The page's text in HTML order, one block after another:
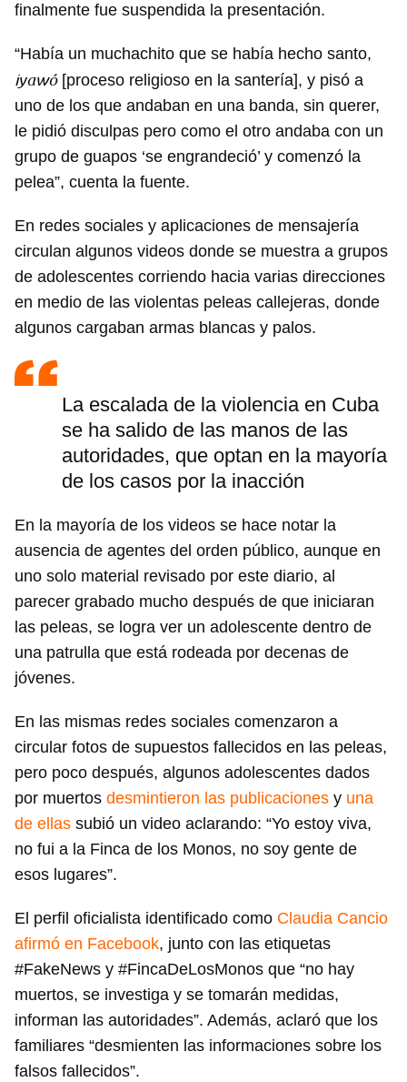
finalmente fue suspendida la presentación.
“Había un muchachito que se había hecho santo,
iyawó[proceso religioso en la santería], y pisó a
uno de los que andaban en una banda, sin querer,
le pidió disculpas pero como el otro andaba con un
grupo de guapos ‘se engrandeció’ y comenzó la
pelea”, cuenta la fuente.
En redes sociales y aplicaciones de mensajería
circulan algunos videos donde se muestra a grupos
de adolescentes corriendo hacia varias direcciones
en medio de las violentas peleas callejeras, donde
algunos cargaban armas blancas y palos.
La escalada de la violencia en Cuba
se ha salido de las manos de las
autoridades, que optan en la mayoría
de los casos por la inacción
En la mayoría de los videos se hace notar la
ausencia de agentes del orden público, aunque en
uno solo material revisado por este diario, al
parecer grabado mucho después de que iniciaran
las peleas, se logra ver un adolescente dentro de
una patrulla que está rodeada por decenas de
jóvenes.
En las mismas redes sociales comenzaron a
circular fotos de supuestos fallecidos en las peleas,
pero poco después, algunos adolescentes dados
por muertos desmintieron las publicaciones y una
de ellas subió un video aclarando: “Yo estoy viva,
no fui a la Finca de los Monos, no soy gente de
esos lugares”.
El perfil oficialista identificado como Claudia Cancio
afirmó en Facebook, junto con las etiquetas
#FakeNews y #FincaDeLosMonos que “no hay
muertos, se investiga y se tomarán medidas,
informan las autoridades”. Además, aclaró que los
familiares “desmienten las informaciones sobre los
falsos fallecidos”.